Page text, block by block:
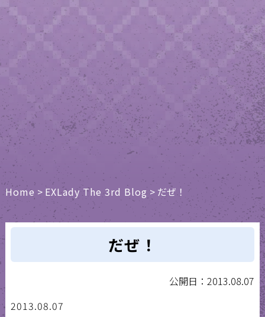
Home > EXLady The 3rd Blog> だぜ！
だぜ！
公開日：2013.08.07
2013.08.07